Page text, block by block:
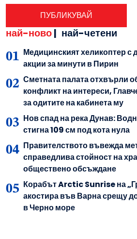
най-ново| най-четени
Медицинският хеликоптер с
акции за минути в Пирин
Сметната палата отхвърли
конфликт на интереси,
за одитите на кабинета му
Нов спад на река Дунав:
стигна 109 см под кота нула
Правителството въвежда
справедлива стойност на
обществено обсъждане
Корабът Arctic Sunrise на
акостира във Варна срещу
в Черно море